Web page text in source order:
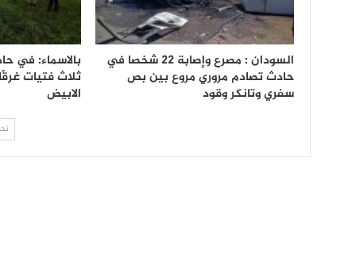
السودان : مصرع وإصابة 22 شخصا في
حادث تصادم مروري مروع بين بص
سفري وتانكر وقود
بالاسماء: في
ثلاث فتيات
الابيض